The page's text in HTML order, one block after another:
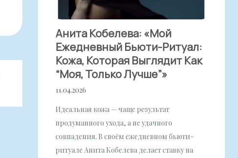
Анита Кобелева: «Мой
Ежедневный Бьюти-Ритуал:
Кожа, Которая Выглядит Как
“моя, Только Лучше”»
11.04.2026
Идеальная кожа — чаще результат
продуманного ухода, а не удачного
совпадения. В своём ежедневном бьюти-
ритуале Анита Кобелева делает ставку на